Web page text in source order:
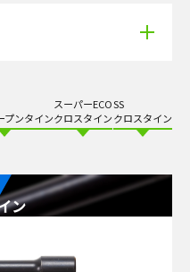
プンタイン
スーパーECO
クロスタイン
SS
クロスタイン
ン